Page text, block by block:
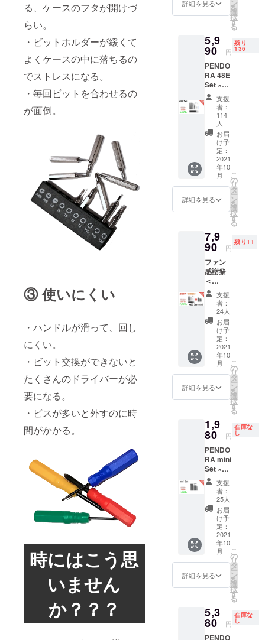
る、ケースのフタが開けづ
らい。
・ビットホルダーが緩くて
よくケースの中に落ちるの
でストレスになる。
・毎回ビットを合わせるの
が面倒。
③ 使いにくい
・ハンドルが滑って、回し
にくい。
・ビット交換ができないと
たくさんのドライバーが必
要になる。
・ビスが多いと外すのに時
間がかかる。
時にはこう思
いません
か？？？
2021年
9月頃か
ショッ
プなど
般販売
開始予
定で
す。
いま
す。 類
似商品
が発生
する可
能性が
ありま
す。ご
了承頂
いた上
でご支
援頂け
ます様
お願い
致しま
す。
9月頃か
らオン
プなど
にて一
般販売
開始予
定で
す。
上の都
合等に
荷時期
が遅れ
る場合
があり
ます。
皆様の
ご支援
により
量産効
率が向
上した
場合、
正規販
売価格
が販売
予定価
格より
下がる
す。 類
似商品
する可
能性が
ありま
す。ご
了承頂
いた上
でご支
援頂け
ます様
お願い
致しま
す。
9月頃か
らオン
プなど
にて一
般販売
開始予
定で
す。
詳細を見る ン
を
選
択
す
る
5,9
90 円
残り
136
PENDO
RA 48E
Set ×1
一般予
定販売
価額：
7,980円
※ご注文
状況、
使用部
材の供
給状
況、製
造工程
上の都
が遅れ
る場合
があり
ます。
皆様の
ご支援
により
量産効
率が向
上した
場合、
正規販
売価格
が販売
予定価
格より
下がる
す。 類
似商品
する可
能性が
ありま
す。ご
了承頂
いた上
でご支
援頂け
ます様
お願い
致しま
す。
9月頃か
らオン
プなど
にて一
般販売
支援
者：
114
人
お届
け予
定：
2021
年10
月
詳細を見る
こ
の
リ
タ
ー
ン
を
選
択
す
る
7,9
90 円
残り11
ファン
感謝祭
＜
Combo
35セッ
ト追加
＞
PENDO
RA 48E
Set ×1
PENDO
RA mini
×1 一般
予定販
売価
10,960
円 ※ご
注文状
況、使
用部材
の供給
状況、
製造工
程上の
都合等
により
出荷時
期が遅
れる場
合があ
りま
す。 皆
産効率
が向上
した場
支援
者：
24人
お届
け予
定：
2021
年10
月
詳細を見る
こ
の
リ
タ
ー
ン
を
選
択
す
る
1,9
80 円
在庫な
し
PENDO
RA mini
Set ×1
一般予
定販売
価額：
2,980円
※ご注文
状況、
使用部
材の供
給状
況、製
造工程
上の都
合等に
荷時期
が遅れ
る場合
支援
者：
25人
お届
け予
定：
2021
年10
月
詳細を見る
こ
の
リ
タ
ー
ン
を
選
択
す
る
5,3
80 円
在庫な
し
PENDO